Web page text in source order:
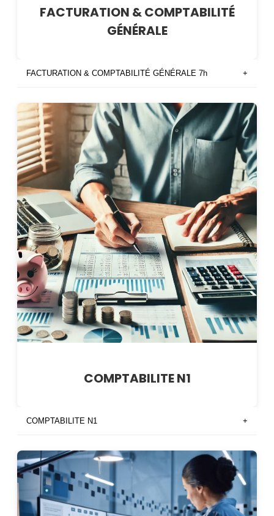
FACTURATION & COMPTABILITÉ
GÉNÉRALE
FACTURATION & COMPTABILITÉ GÉNÉRALE 7h +
COMPTABILITE N1
COMPTABILITE N1 +